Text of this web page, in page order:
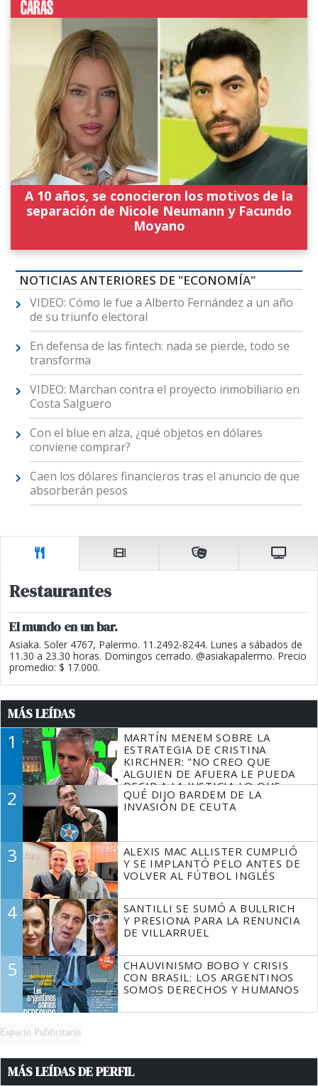
A 10 años, se conocieron los motivos de la
separación de Nicole Neumann y Facundo
Moyano
NOTICIAS ANTERIORES DE "ECONOMÍA"
VIDEO: Cómo le fue a Alberto Fernández a un año
de su triunfo electoral
En defensa de las fintech: nada se pierde, todo se
transforma
VIDEO: Marchan contra el proyecto inmobiliario en
Costa Salguero
Con el blue en alza, ¿qué objetos en dólares
conviene comprar?
Caen los dólares financieros tras el anuncio de que
absorberán pesos
Restaurantes
El mundo en un bar.
Asiaka. Soler 4767, Palermo. 11.2492-8244. Lunes a sábados de
11.30 a 23.30 horas. Domingos cerrado. @asiakapalermo. Precio
promedio: $ 17.000.
MÁS LEÍDAS
1
MARTÍN MENEM SOBRE LA
ESTRATEGIA DE CRISTINA
KIRCHNER: "NO CREO QUE
ALGUIEN DE AFUERA LE PUEDA
DECIR A LA JUSTICIA LO QUE
TIENE QUE HACER"
2
QUÉ DIJO BARDEM DE LA
INVASIÓN DE CEUTA
3
ALEXIS MAC ALLISTER CUMPLIÓ
Y SE IMPLANTÓ PELO ANTES DE
VOLVER AL FÚTBOL INGLÉS
4
SANTILLI SE SUMÓ A BULLRICH
Y PRESIONA PARA LA RENUNCIA
DE VILLARRUEL
5
CHAUVINISMO BOBO Y CRISIS
CON BRASIL: LOS ARGENTINOS
SOMOS DERECHOS Y HUMANOS
Espacio Publicitario
MÁS LEÍDAS DE PERFIL